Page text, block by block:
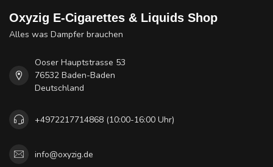
Oxyzig E-Cigarettes & Liquids Shop
Alles was Dampfer brauchen
Ooser Hauptstrasse 53
76532 Baden-Baden
Deutschland
+4972217714868 (10:00-16:00 Uhr)
info@oxyzig.de